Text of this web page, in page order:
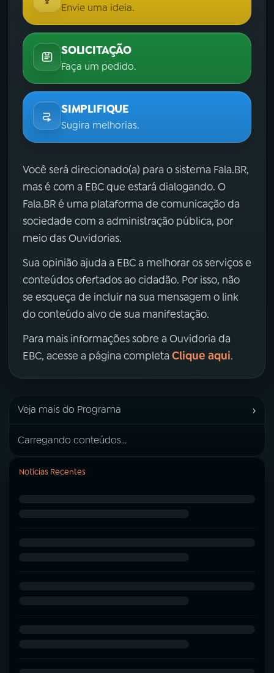
Envie uma ideia.
SOLICITAÇÃO
Faça um pedido.
SIMPLIFIQUE
Sugira melhorias.
Você será direcionado(a) para o sistema Fala.BR,
mas é com a EBC que estará dialogando. O
Fala.BR é uma plataforma de comunicação da
sociedade com a administração pública, por
meio das Ouvidorias.
Sua opinião ajuda a EBC a melhorar os serviços e
conteúdos ofertados ao cidadão. Por isso, não
se esqueça de incluir na sua mensagem o link
do conteúdo alvo de sua manifestação.
Para mais informações sobre a Ouvidoria da
EBC, acesse a página completa Clique aqui.
Veja mais do Programa ›
Carregando conteúdos...
Notícias Recentes